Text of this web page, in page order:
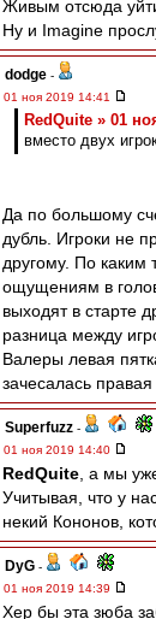
Живым отсюда
Ну и Imagine
dodge -
01 ноя 2019 14:41
RedQuite » 01
вместо двух
Да по большому
дубль. Игроки не
другому. По
ощущениям в
выходят в старте
разница между
Валеры левая
зачесалась правая
Superfuzz -
01 ноя 2019 14:40
RedQuite , а мы
Учитывая, что у
некий Кононов,
DyG -
01 ноя 2019 14:39
Хер бы эта зюба